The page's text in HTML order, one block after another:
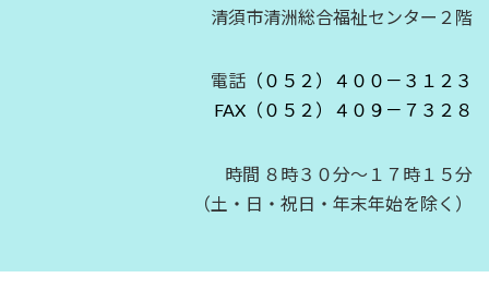
清須市清洲総合福祉センター２階
電話 （０５２）４００－３１２３
FAX（０５２）４０９－７３２８
時間 ８時３０分～１７時１５分
（土・日・祝日・年末年始を除く）